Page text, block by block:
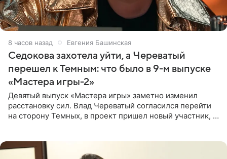
8 часов назад Евгения Башинская
Седокова захотела уйти, а Череватый
перешел к Темным: что было в 9-м выпуске
«Мастера игры-2»
Девятый выпуск «Мастера игры» заметно изменил
расстановку сил. Влад Череватый согласился перейти
на сторону Темных, в проект пришел новый участник, а